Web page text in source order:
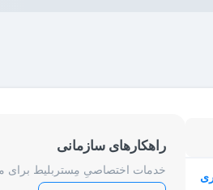
راهکارهای سازمانی
خدمات اختصاصیِ مِستربلیط برای